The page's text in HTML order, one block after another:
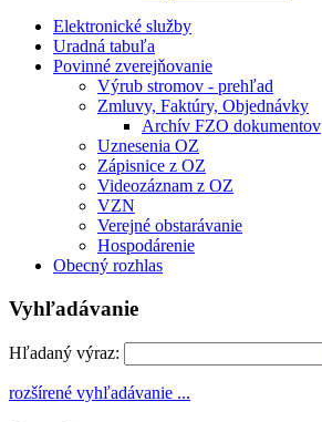
Elektronické služby
Uradná tabuľa
Povinné zverejňovanie
Výrub stromov - prehľad
Zmluvy, Faktúry, Objednávky
Archív FZO dokumentov
Uznesenia OZ
Zápisnice z OZ
Videozáznam z OZ
VZN
Verejné obstarávanie
Hospodárenie
Obecný rozhlas
Vyhľadávanie
Hľadaný výraz:
rozšírené vyhľadávanie ...